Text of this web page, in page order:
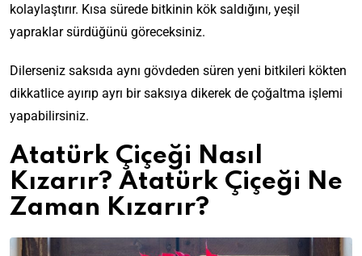
kolaylaştırır. Kısa sürede bitkinin kök saldığını, yeşil
yapraklar sürdüğünü göreceksiniz.
Dilerseniz saksıda aynı gövdeden süren yeni bitkileri kökten
dikkatlice ayırıp ayrı bir saksıya dikerek de çoğaltma işlemi
yapabilirsiniz.
Atatürk Çiçeği Nasıl
Kızarır? Atatürk Çiçeği Ne
Zaman Kızarır?